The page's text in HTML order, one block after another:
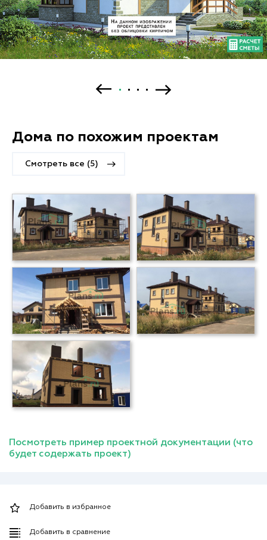
Дома по похожим проектам
Смотреть все (5)
Посмотреть пример проектной документации (что
будет содержать проект)
Добавить в избранное
Добавить в сравнение